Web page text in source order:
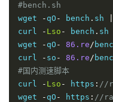
#bench.sh
wget
- qO - bench . sh
curl
- Lso - bench . sh
wget
- qO - 86.re/
curl
- so - 86.re/
#国内测速脚本
curl
- Lso - https : //
wget
- qO - https : //